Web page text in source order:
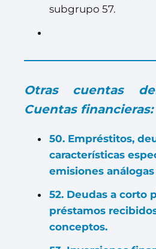
subgrupo 57.
Otras cuentas
Cuentas financieras:
50. Empréstitos,
características
emisiones
52. Deudas a corto
préstamos
conceptos.